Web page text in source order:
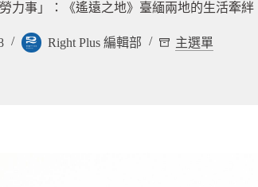
力事」：《遙遠之地》臺緬兩地的生活牽絆
Right Plus 編輯部 主選單